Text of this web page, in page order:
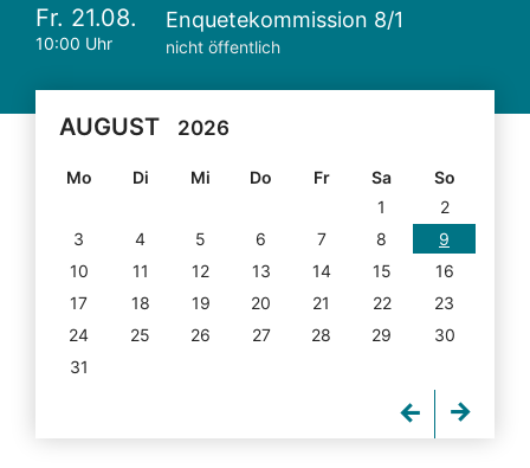
Fr. 21.08.
10:00 Uhr
Enquetekommission 8/1
nicht öffentlich
AUGUST 2026
Mo Di Mi Do Fr Sa
So
1
2
3
4 5 6 7 8
9
10
11 12 13 14 15
16
17
18 19 20 21 22
23
24
25 26 27 28 29
30
31